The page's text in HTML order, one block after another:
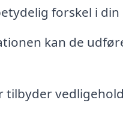
forskel i
kan de
tilbyder